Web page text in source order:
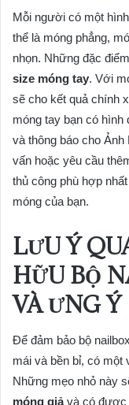
Mỗi người có một
thể là móng phẳng,
nhọn. Những đặc
size móng tay. Với
sẽ cho kết quả chính
móng tay bạn có hình
và thông báo cho
vấn hoặc yêu cầu
thủ công phù hợp
móng của bạn.
LƯU Ý
HỮU BỘ
VÀ ƯNG Ý
Để đảm bảo bộ
mái và bền bỉ, có một
Những mẹo nhỏ này
móng giảvà có được